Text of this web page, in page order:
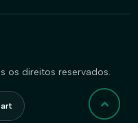
os direitos reservados.